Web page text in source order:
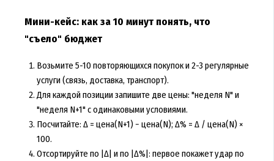
Мини-кейс: как за 10 минут понять, что
"съело" бюджет
Возьмите 5-10 повторяющихся покупок и 2-3 регулярные
услуги (связь, доставка, транспорт).
Для каждой позиции запишите две цены: "неделя N" и
"неделя N+1" с одинаковыми условиями.
Посчитайте: Δ = цена(N+1) − цена(N); Δ% = Δ / цена(N) ×
100.
Отсортируйте по |Δ| и по |Δ%|: первое покажет удар по